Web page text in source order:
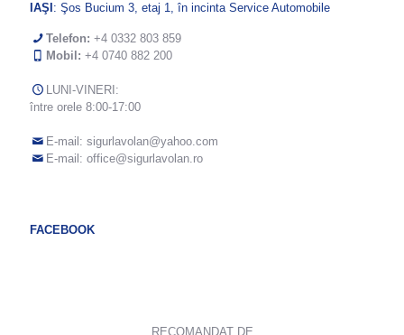
IAŞI : Şos Bucium 3, etaj 1, în incinta Service Automobile
Telefon: +4 0332 803 859
Mobil: +4 0740 882 200
LUNI-VINERI:
între orele 8:00-17:00
E-mail:sigurlavolan@yahoo.com
E-mail:office@sigurlavolan.ro
FACEBOOK
RECOMANDAT DE